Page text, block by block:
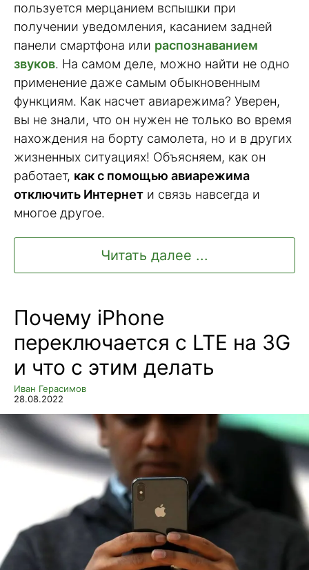
пользуется мерцанием вспышки при
получении уведомления, касанием задней
панели смартфона или распознаванием
звуков. На самом деле, можно найти не одно
применение даже самым обыкновенным
функциям. Как насчет авиарежима? Уверен,
вы не знали, что он нужен не только во время
нахождения на борту самолета, но и в других
жизненных ситуациях! Объясняем, как он
работает, как с помощью авиарежима
отключить Интернет и связь навсегда и
многое другое.
Читать далее ...
Почему iPhone
переключается с LTE на 3G
и что с этим делать
Иван Герасимов
28.08.2022